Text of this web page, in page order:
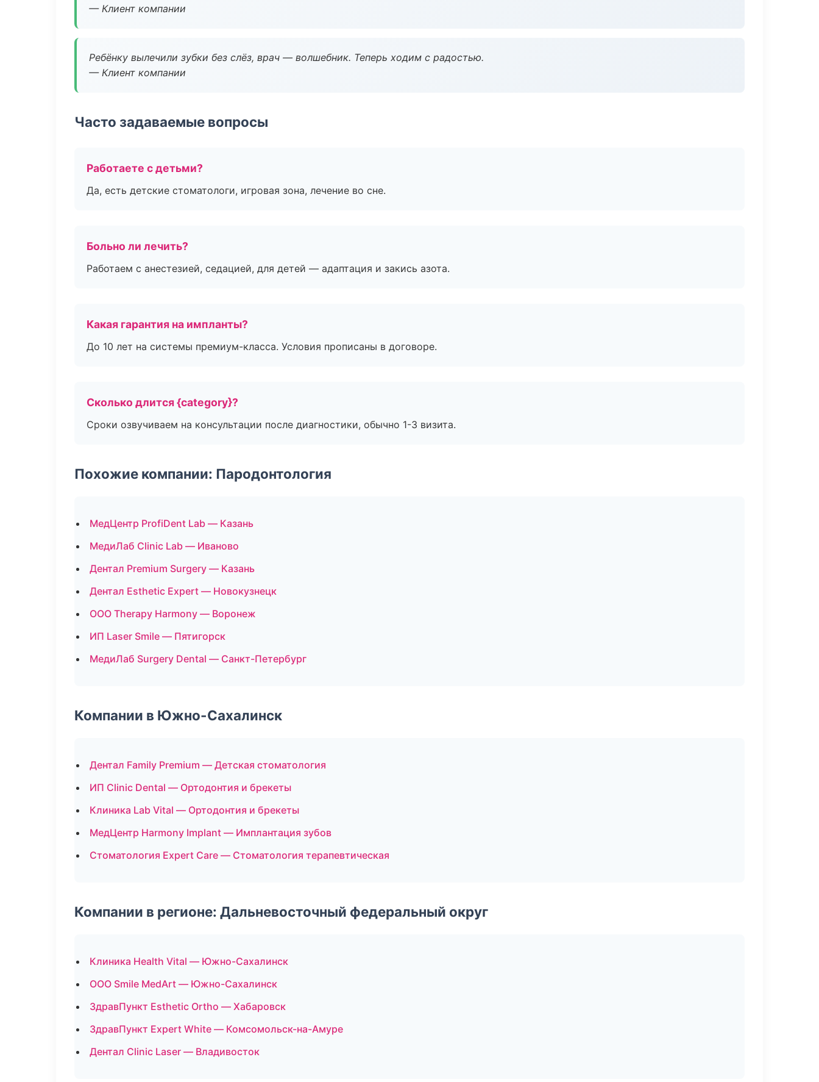
— Клиент компании
Ребёнку вылечили зубки без слёз, врач — волшебник. Теперь ходим с радостью.
— Клиент компании
Часто задаваемые вопросы
Работаете с детьми?
Да, есть детские стоматологи, игровая зона, лечение во сне.
Больно ли лечить?
Работаем с анестезией, седацией, для детей — адаптация и закись азота.
Какая гарантия на импланты?
До 10 лет на системы премиум-класса. Условия прописаны в договоре.
Сколько длится {category}?
Сроки озвучиваем на консультации после диагностики, обычно 1-3 визита.
Похожие компании: Пародонтология
МедЦентр ProfiDent Lab — Казань
МедиЛаб Clinic Lab — Иваново
Дентал Premium Surgery — Казань
Дентал Esthetic Expert — Новокузнецк
ООО Therapy Harmony — Воронеж
ИП Laser Smile — Пятигорск
МедиЛаб Surgery Dental — Санкт-Петербург
Компании в Южно-Сахалинск
Дентал Family Premium — Детская стоматология
ИП Clinic Dental — Ортодонтия и брекеты
Клиника Lab Vital — Ортодонтия и брекеты
МедЦентр Harmony Implant — Имплантация зубов
Стоматология Expert Care — Стоматология терапевтическая
Компании в регионе: Дальневосточный федеральный округ
Клиника Health Vital — Южно-Сахалинск
ООО Smile MedArt — Южно-Сахалинск
ЗдравПункт Esthetic Ortho — Хабаровск
ЗдравПункт Expert White — Комсомольск-на-Амуре
Дентал Clinic Laser — Владивосток